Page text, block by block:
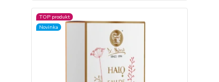
TOP produkt
Novinka